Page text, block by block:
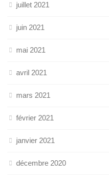
juillet 2021
juin 2021
mai 2021
avril 2021
mars 2021
février 2021
janvier 2021
décembre 2020